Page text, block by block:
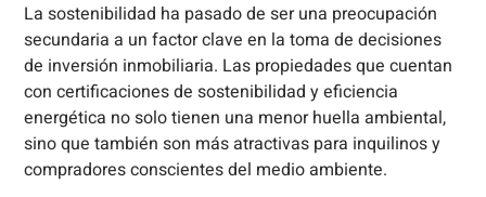
La sostenibilidad ha pasado de ser una preocupación
secundaria a un factor clave en la toma de decisiones
de inversión inmobiliaria. Las propiedades que cuentan
con certificaciones de sostenibilidad y eficiencia
energética no solo tienen una menor huella ambiental,
sino que también son más atractivas para inquilinos y
compradores conscientes del medio ambiente.